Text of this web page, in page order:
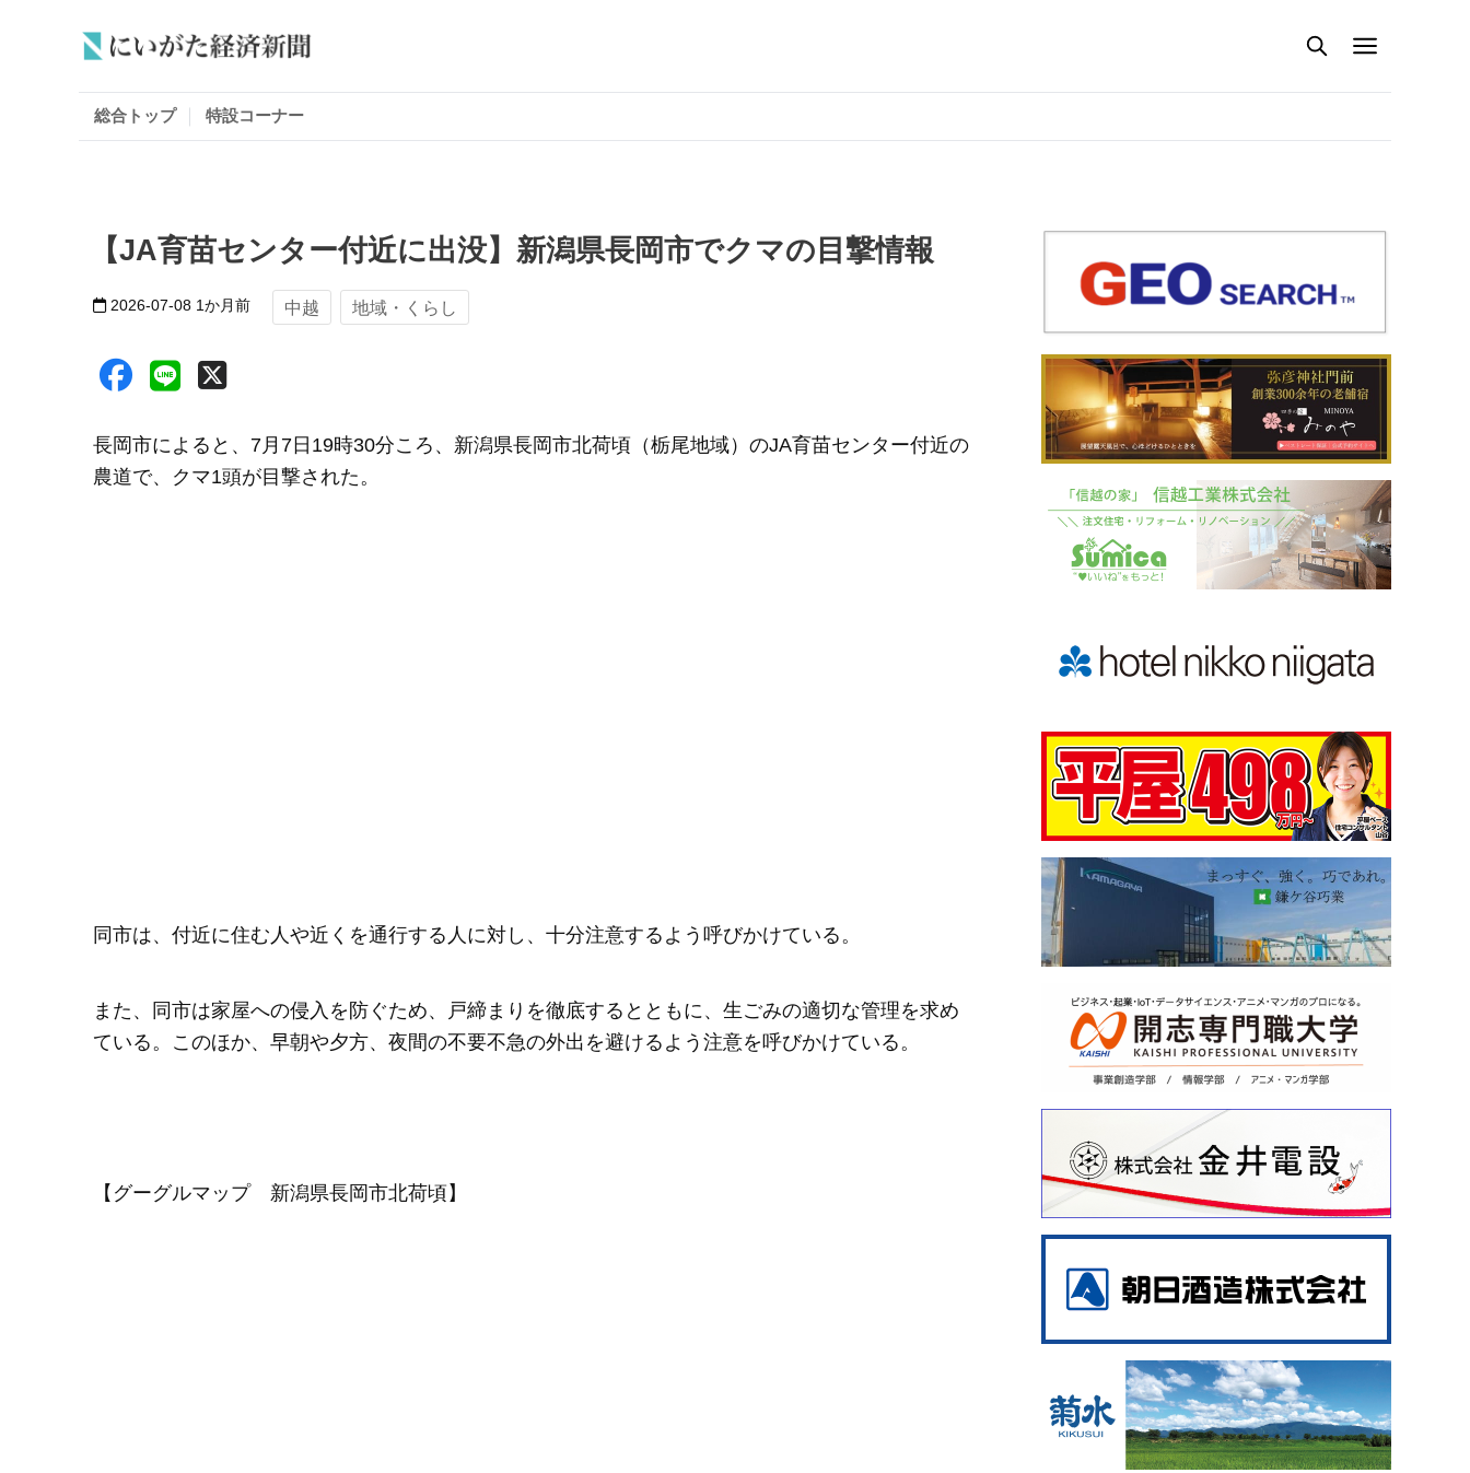
総合トップ 特設コーナー
【JA育苗センター付近に出没】新潟県長岡市でクマの目撃情報
2026-07-08 1か月前 中越 地域・くらし
長岡市によると、7月7日19時30分ころ、新潟県長岡市北荷頃（栃尾地域）のJA育苗センター付近の
農道で、クマ1頭が目撃された。
同市は、付近に住む人や近くを通行する人に対し、十分注意するよう呼びかけている。
また、同市は家屋への侵入を防ぐため、戸締まりを徹底するとともに、生ごみの適切な管理を求め
ている。このほか、早朝や夕方、夜間の不要不急の外出を避けるよう注意を呼びかけている。
【グーグルマップ 新潟県長岡市北荷頃】